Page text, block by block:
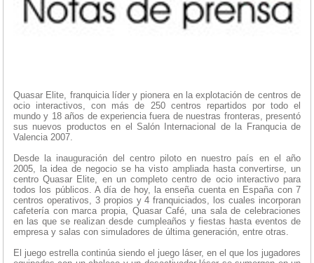
Quasar Elite, franquicia líder y pionera en la explotación de centros de
ocio interactivos, con más de 250 centros repartidos por todo el
mundo y 18 años de experiencia fuera de nuestras fronteras, presentó
sus nuevos productos en el Salón Internacional de la Franqucia de
Valencia 2007.
Desde la inauguración del centro piloto en nuestro país en el año
2005, la idea de negocio se ha visto ampliada hasta convertirse, un
centro Quasar Elite, en un completo centro de ocio interactivo para
todos los públicos. A día de hoy, la enseña cuenta en España con 7
centros operativos, 3 propios y 4 franquiciados, los cuales incorporan
cafetería con marca propia, Quasar Café, una sala de celebraciones
en las que se realizan desde cumpleaños y fiestas hasta eventos de
empresa y salas con simuladores de última generación, entre otras.
El juego estrella continúa siendo el juego láser, en el que los jugadores